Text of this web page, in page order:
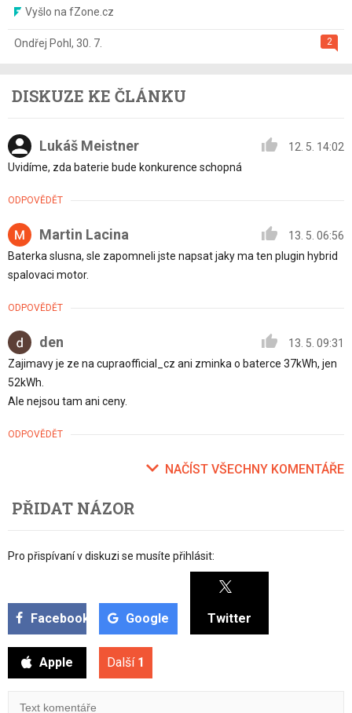
Vyšlo na fZone.cz
2
Ondřej Pohl , 30. 7.
DISKUZE KE ČLÁNKU
Lukáš Meistner
12. 5. 14:02
Uvidíme, zda baterie bude konkurence schopná
ODPOVĚDĚT
Martin Lacina
13. 5. 06:56
Baterka slusna, sle zapomneli jste napsat jaky ma ten plugin hybrid
spalovaci motor.
ODPOVĚDĚT
den
13. 5. 09:31
Zajimavy je ze na cupraofficial_cz ani zminka o baterce 37kWh, jen
52kWh.
Ale nejsou tam ani ceny.
ODPOVĚDĚT
NAČÍST VŠECHNY KOMENTÁŘE
PŘIDAT NÁZOR
Pro přispívaní v diskuzi se musíte přihlásit:
Facebook Google Twitter
Apple Další 1